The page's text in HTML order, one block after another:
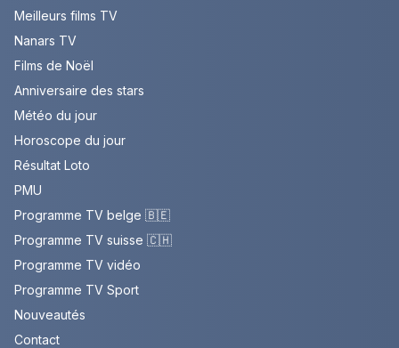
Meilleurs films TV
Nanars TV
Films de Noël
Anniversaire des stars
Météo du jour
Horoscope du jour
Résultat Loto
PMU
Programme TV belge 🇧🇪
Programme TV suisse 🇨🇭
Programme TV vidéo
Programme TV Sport
Nouveautés
Contact